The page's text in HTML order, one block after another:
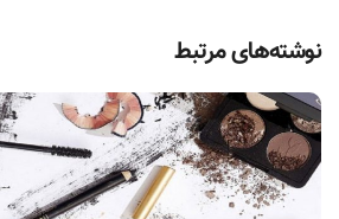
نوشته‌های مرتبط